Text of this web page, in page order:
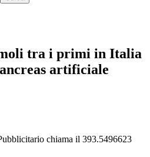
tra i primi in Italia
artificiale
chiama il 393.5496623